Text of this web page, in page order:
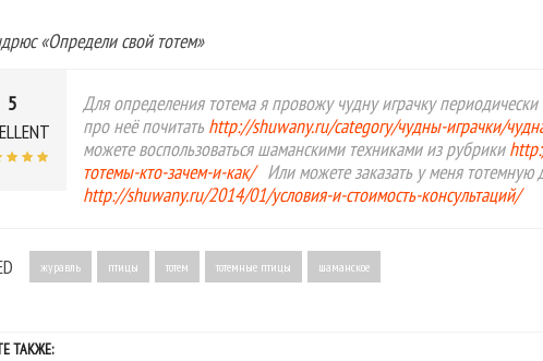
«Определи свой тотем»
5
Для определения тотема я провожу чудну играчку
про неё почитать http://shuwany.ru/category/чудны-играчки/
можете воспользоваться шаманскими техниками из рубрики
тотемы-кто-зачем-и-как/ Или можете заказать у меня тотемную
http://shuwany.ru/2014/01/условия-и-стоимость-консультаций/
журавль птицы тотем тотемные птицы шаманское
ТАКЖЕ: